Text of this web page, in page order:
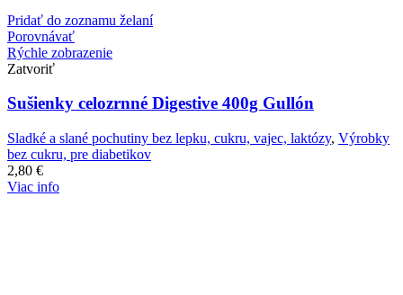
Pridať do zoznamu želaní
Porovnávať
Rýchle zobrazenie
Zatvoriť
Sušienky celozrnné Digestive 400g Gullón
Sladké a slané pochutiny bez lepku, cukru, vajec, laktózy, Výrobky
bez cukru, pre diabetikov
2,80 €
Viac info